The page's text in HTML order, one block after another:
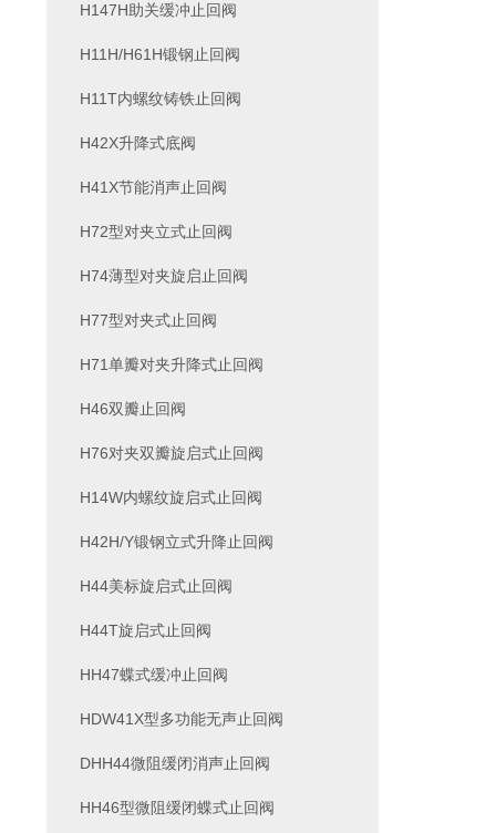
H147H助关缓冲止回阀
H11H/H61H锻钢止回阀
H11T内螺纹铸铁止回阀
H42X升降式底阀
H41X节能消声止回阀
H72型对夹立式止回阀
H74薄型对夹旋启止回阀
H77型对夹式止回阀
H71单瓣对夹升降式止回阀
H46双瓣止回阀
H76对夹双瓣旋启式止回阀
H14W内螺纹旋启式止回阀
H42H/Y锻钢立式升降止回阀
H44美标旋启式止回阀
H44T旋启式止回阀
HH47蝶式缓冲止回阀
HDW41X型多功能无声止回阀
DHH44微阻缓闭消声止回阀
HH46型微阻缓闭蝶式止回阀